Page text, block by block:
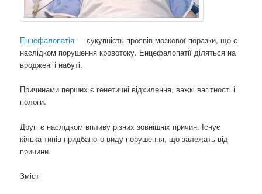
Енцефалопатія— сукупність проявів мозкової поразки, що є
наслідком порушення кровотоку. Енцефалопатії діляться на
вроджені і набуті.
Причинами перших є генетичні відхилення, важкі вагітності і
пологи.
Другі є наслідком впливу різних зовнішніх причин. Існує
кілька типів придбаного виду порушення, що залежать від
причини.
Зміст